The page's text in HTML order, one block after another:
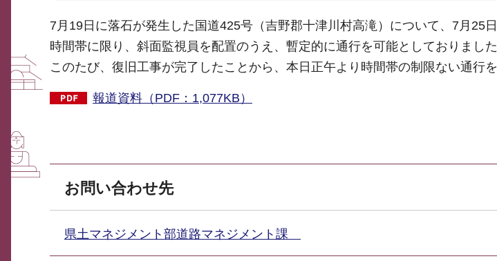
7月19日に落石が発生した国道425号（吉野郡十津川村高滝）について、7月25
時間帯に限り、斜面監視員を配置のうえ、暫定的に通行を可能としておりました
このたび、復旧工事が完了したことから、本日正午より時間帯の制限ない通行を
報道資料（PDF：1,077KB）
お問い合わせ先
県土マネジメント部道路マネジメント課